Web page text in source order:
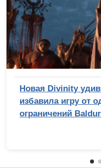
Новая Divinity
избавила игру от
ограничений